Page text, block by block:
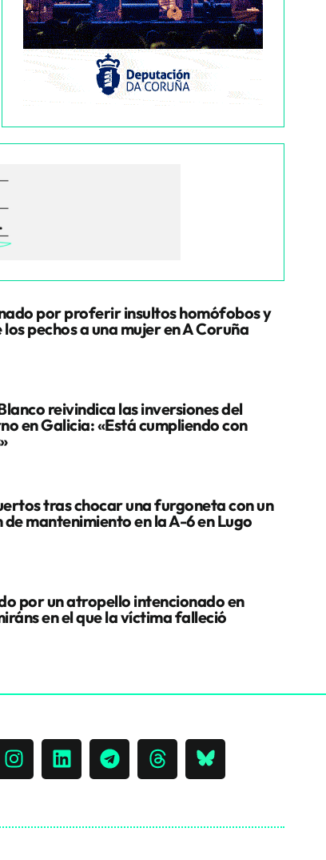
por proferir insultos homófobos y
pechos a una mujer en A Coruña
reivindica las inversiones del
en Galicia: «Está cumpliendo con
tras chocar una furgoneta con un
de mantenimiento en la A-6 en Lugo
por un atropello intencionado en
en el que la víctima falleció